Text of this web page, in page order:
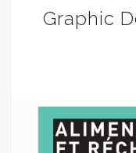
Graphic